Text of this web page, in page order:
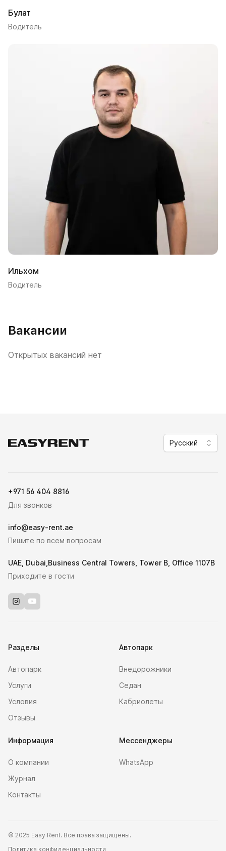
Булат
Водитель
Ильхом
Водитель
Вакансии
Открытых вакансий нет
Easy Rent Русский
+971 56 404 8816
Для звонков
info@easy-rent.ae
Пишите по всем вопросам
UAE, Dubai,Business Central Towers, Tower B, Office 1107B
Приходите в гости
Instagram
Youtube
Разделы
Автопарк
Услуги
Условия
Отзывы
Автопарк
Внедорожники
Седан
Кабриолеты
Информация
О компании
Журнал
Контакты
Мессенджеры
WhatsApp
© 2025 Easy Rent. Все права защищены.
Политика конфиденциальности